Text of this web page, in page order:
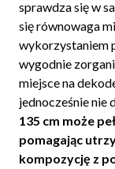
sprawdza się w
się równowaga
wykorzystaniem
wygodnie
miejsce na
jednocześnie nie
135 cm może
pomagając
kompozycję z